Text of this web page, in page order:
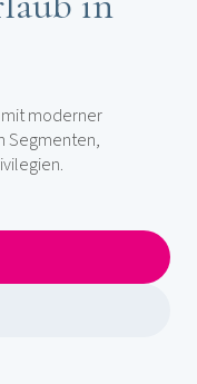
moderner
Segmenten,